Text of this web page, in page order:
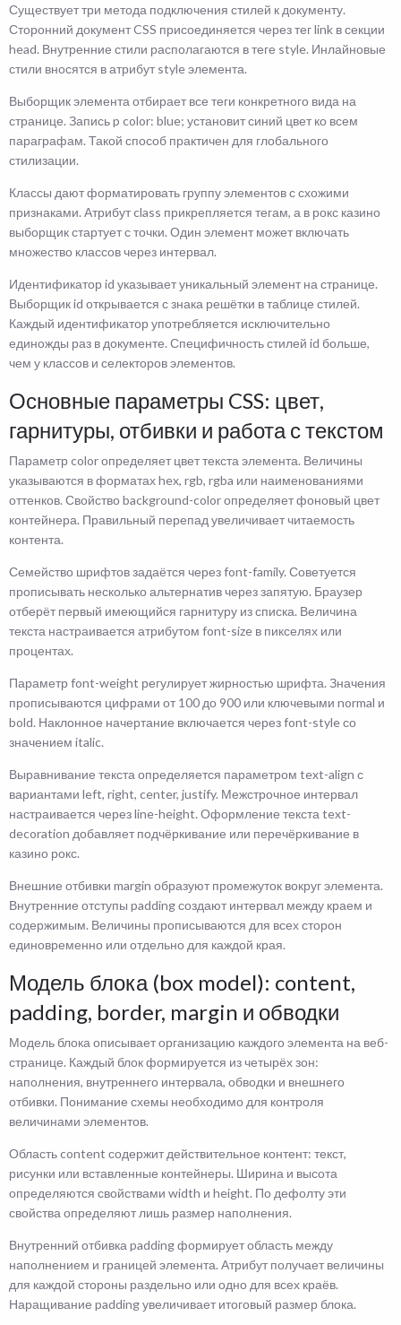
Существует три метода подключения стилей к документу.
Сторонний документ CSS присоединяется через тег link в секции
head. Внутренние стили располагаются в теге style. Инлайновые
стили вносятся в атрибут style элемента.
Выборщик элемента отбирает все теги конкретного вида на
странице. Запись p color: blue; установит синий цвет ко всем
параграфам. Такой способ практичен для глобального
стилизации.
Классы дают форматировать группу элементов с схожими
признаками. Атрибут class прикрепляется тегам, а в рокс казино
выборщик стартует с точки. Один элемент может включать
множество классов через интервал.
Идентификатор id указывает уникальный элемент на странице.
Выборщик id открывается с знака решётки в таблице стилей.
Каждый идентификатор употребляется исключительно
единожды раз в документе. Специфичность стилей id больше,
чем у классов и селекторов элементов.
Основные параметры CSS: цвет,
гарнитуры, отбивки и работа с текстом
Параметр color определяет цвет текста элемента. Величины
указываются в форматах hex, rgb, rgba или наименованиями
оттенков. Свойство background-color определяет фоновый цвет
контейнера. Правильный перепад увеличивает читаемость
контента.
Семейство шрифтов задаётся через font-family. Советуется
прописывать несколько альтернатив через запятую. Браузер
отберёт первый имеющийся гарнитуру из списка. Величина
текста настраивается атрибутом font-size в пикселях или
процентах.
Параметр font-weight регулирует жирностью шрифта. Значения
прописываются цифрами от 100 до 900 или ключевыми normal и
bold. Наклонное начертание включается через font-style со
значением italic.
Выравнивание текста определяется параметром text-align с
вариантами left, right, center, justify. Межстрочное интервал
настраивается через line-height. Оформление текста text-
decoration добавляет подчёркивание или перечёркивание в
казино рокс.
Внешние отбивки margin образуют промежуток вокруг элемента.
Внутренние отступы padding создают интервал между краем и
содержимым. Величины прописываются для всех сторон
единовременно или отдельно для каждой края.
Модель блока (box model): content,
padding, border, margin и обводки
Модель блока описывает организацию каждого элемента на веб-
странице. Каждый блок формируется из четырёх зон:
наполнения, внутреннего интервала, обводки и внешнего
отбивки. Понимание схемы необходимо для контроля
величинами элементов.
Область content содержит действительное контент: текст,
рисунки или вставленные контейнеры. Ширина и высота
определяются свойствами width и height. По дефолту эти
свойства определяют лишь размер наполнения.
Внутренний отбивка padding формирует область между
наполнением и границей элемента. Атрибут получает величины
для каждой стороны раздельно или одно для всех краёв.
Наращивание padding увеличивает итоговый размер блока.